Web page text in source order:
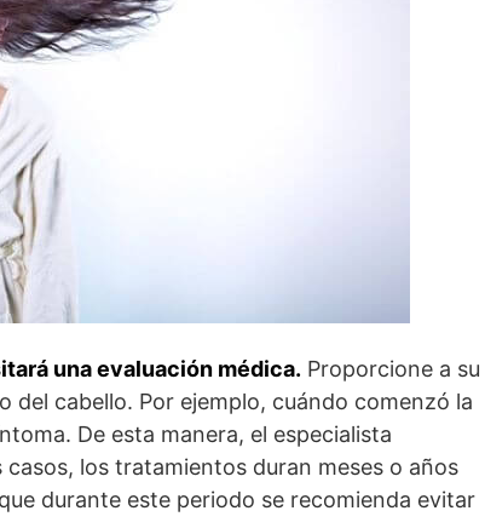
una evaluación médica. Proporcione a su
del cabello. Por ejemplo, cuándo comenzó la
De esta manera, el especialista
los tratamientos duran meses o años
durante este periodo se recomienda evitar